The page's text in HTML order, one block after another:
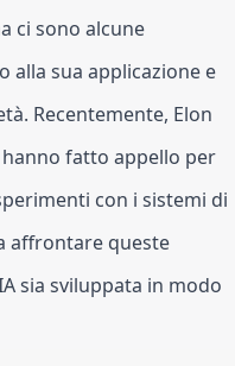
ci sono alcune
alla sua applicazione e
Recentemente, Elon
fatto appello per
con i sistemi di
affrontare queste
sia sviluppata in modo